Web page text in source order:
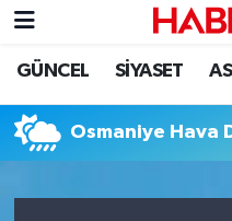
GÜNCEL SİYASET
Osmaniye Hava
GÜNCEL
SİYASET
EKONOMİ
Nöbetçi Eczaneler
Hava Durumu
Kahramanmaraş